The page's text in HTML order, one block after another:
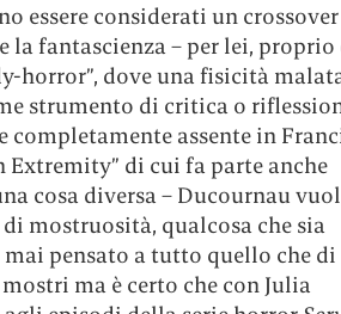
essere considerati un
la fantascienza – per lei, proprio
horror”, dove una fisicità
strumento di critica o
assente in
Extremity” di cui fa parte anche
cosa diversa – Ducournau
mostruosità, qualcosa che sia
pensato a tutto quello che di
ma è certo che con Julia